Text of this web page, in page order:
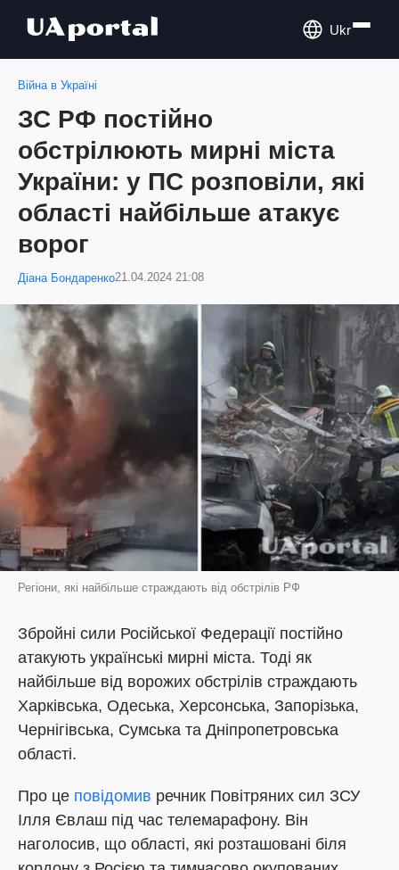
Ukr
Війна в Україні
ЗС РФ постійно
обстрілюють мирні міста
України: у ПС розповіли, які
області найбільше атакує
ворог
Діана Бондаренко21.04.2024 21:08
Регіони, які найбільше страждають від обстрілів РФ
Збройні сили Російської Федерації постійно
атакують українські мирні міста. Тоді як
найбільше від ворожих обстрілів страждають
Харківська, Одеська, Херсонська, Запорізька,
Чернігівська, Сумська та Дніпропетровська
області.
Про це повідомив речник Повітряних сил ЗСУ
Ілля Євлаш під час телемарафону. Він
наголосив, що області, які розташовані біля